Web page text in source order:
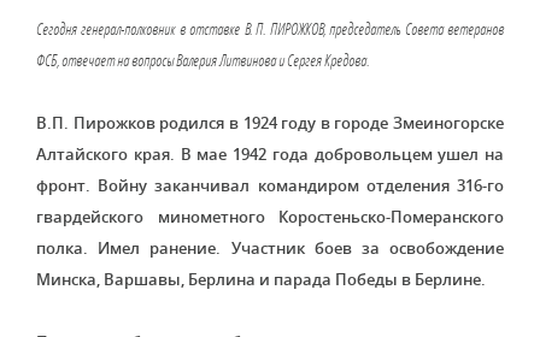
Сегодня генерал-полковник в отставке В. П. ПИРОЖКОВ, председатель Совета ветеранов
ФСБ, отвечает на вопросы Валерия Литвинова и Сергея Кредова.
В.П. Пирожков родился в 1924 году в городе Змеиногорске
Алтайского края. В мае 1942 года добровольцем ушел на
фронт. Войну заканчивал командиром отделения 316-го
гвардейского минометного Коростеньско-Померанского
полка. Имел ранение. Участник боев за освобождение
Минска, Варшавы, Берлина и парада Победы в Берлине.